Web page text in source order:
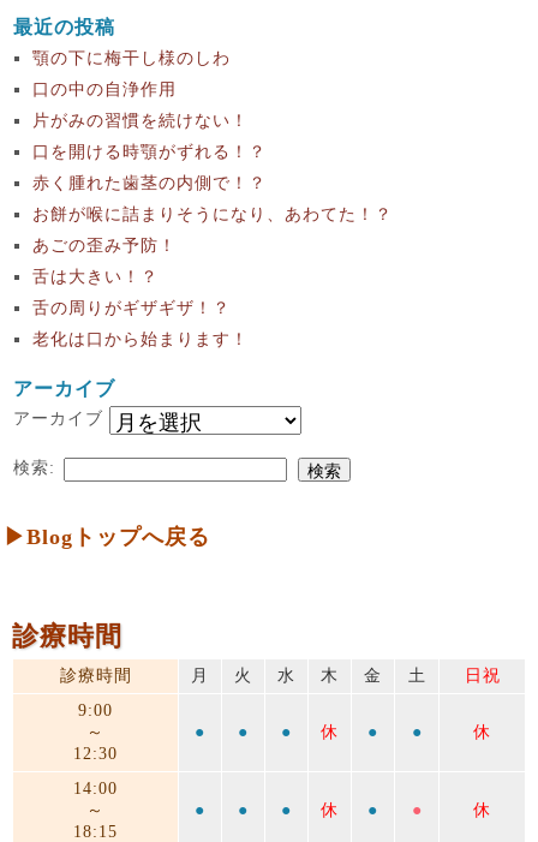
最近の投稿
顎の下に梅干し様のしわ
口の中の自浄作用
片がみの習慣を続けない！
口を開ける時顎がずれる！？
赤く腫れた歯茎の内側で！？
お餅が喉に詰まりそうになり、あわてた！？
あごの歪み予防！
舌は大きい！？
舌の周りがギザギザ！？
老化は口から始まります！
アーカイブ
アーカイブ
検索:
▶Blogトップへ戻る
診療時間
診療時間 月 火 水 木 金 土
日祝
9:00
～
12:30
● ● ● 休 ● ● 休
14:00
～
18:15
● ● ● 休 ● ● 休